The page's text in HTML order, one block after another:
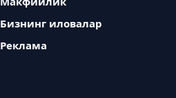
Бизнинг иловалар
Реклама